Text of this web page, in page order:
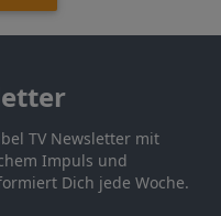
TV Newsletter mit
Impuls und
Dich jede Woche.